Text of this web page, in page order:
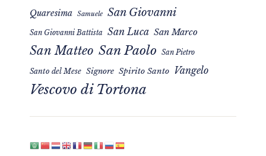
Quaresima Samuele San Giovanni
San Giovanni Battista San Luca San Marco
San Matteo San Paolo San Pietro
Santo del Mese Signore Spirito Santo Vangelo
Vescovo di Tortona